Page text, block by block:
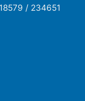
/ 234651